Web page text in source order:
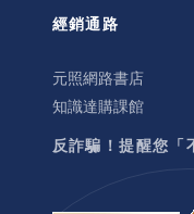
經銷通路
元照網路書店
知識達購課館
反詐騙！提醒您「